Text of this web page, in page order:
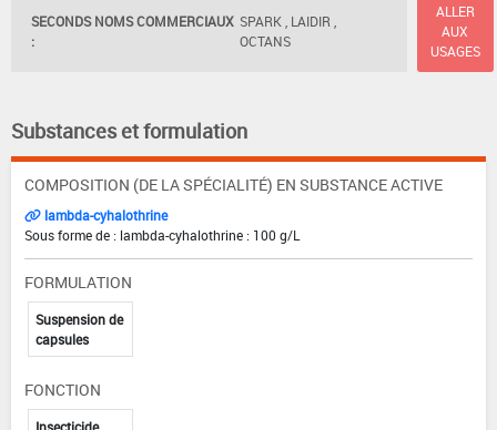
SECONDS NOMS COMMERCIAUX
:
SPARK , LAIDIR ,
OCTANS
ALLER
AUX
USAGES
Substances et formulation
COMPOSITION (DE LA SPÉCIALITÉ) EN SUBSTANCE ACTIVE
lambda-cyhalothrine
Sous forme de : lambda-cyhalothrine : 100 g/L
FORMULATION
Suspension de
capsules
FONCTION
Insecticide